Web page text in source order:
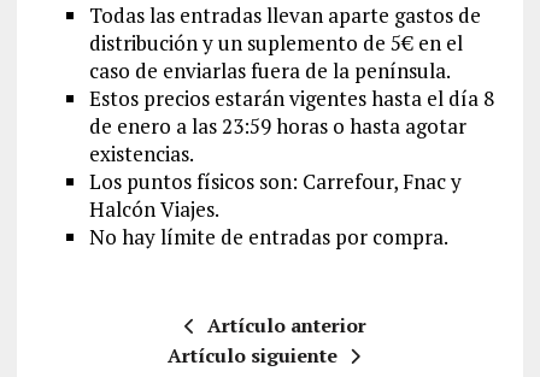
Todas las entradas llevan aparte gastos de
distribución y un suplemento de 5€ en el
caso de enviarlas fuera de la península.
Estos precios estarán vigentes hasta el día 8
de enero a las 23:59 horas o hasta agotar
existencias.
Los puntos físicos son: Carrefour, Fnac y
Halcón Viajes.
No hay límite de entradas por compra.
Artículo anterior
Artículo siguiente